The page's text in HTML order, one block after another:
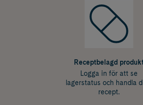
Receptbelagd
Logga in för att se
lagerstatus och handla
recept.